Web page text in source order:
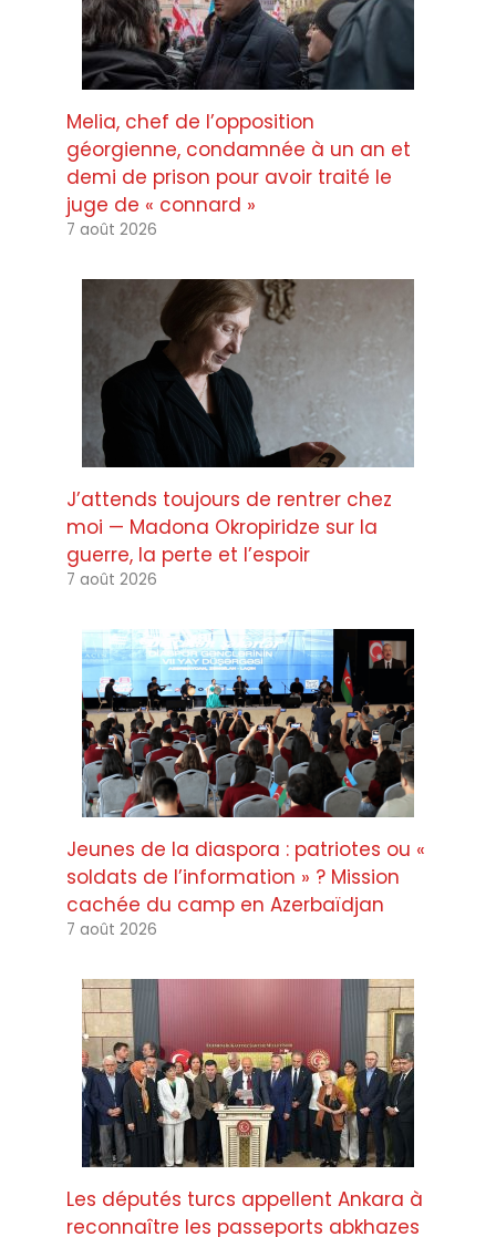
Melia, chef de l’opposition
géorgienne, condamnée à un an et
demi de prison pour avoir traité le
juge de « connard »
7 août 2026
J’attends toujours de rentrer chez
moi — Madona Okropiridze sur la
guerre, la perte et l’espoir
7 août 2026
Jeunes de la diaspora : patriotes ou «
soldats de l’information » ? Mission
cachée du camp en Azerbaïdjan
7 août 2026
Les députés turcs appellent Ankara à
reconnaître les passeports abkhazes